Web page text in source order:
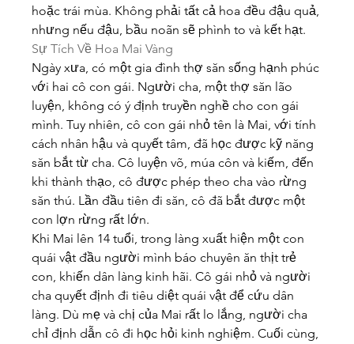
hoặc trái mùa. Không phải tất cả hoa đều đậu quả,
nhưng nếu đậu, bầu noãn sẽ phình to và kết hạt.
Sự Tích Về Hoa Mai Vàng
Ngày xưa, có một gia đình thợ săn sống hạnh phúc
với hai cô con gái. Người cha, một thợ săn lão
luyện, không có ý định truyền nghề cho con gái
mình. Tuy nhiên, cô con gái nhỏ tên là Mai, với tính
cách nhân hậu và quyết tâm, đã học được kỹ năng
săn bắt từ cha. Cô luyện võ, múa côn và kiếm, đến
khi thành thạo, cô được phép theo cha vào rừng
săn thú. Lần đầu tiên đi săn, cô đã bắt được một
con lợn rừng rất lớn.
Khi Mai lên 14 tuổi, trong làng xuất hiện một con
quái vật đầu người mình báo chuyên ăn thịt trẻ
con, khiến dân làng kinh hãi. Cô gái nhỏ và người
cha quyết định đi tiêu diệt quái vật để cứu dân
làng. Dù mẹ và chị của Mai rất lo lắng, người cha
chỉ định dẫn cô đi học hỏi kinh nghiệm. Cuối cùng,